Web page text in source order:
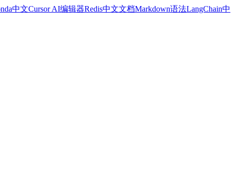
中文Cursor AI编辑器Redis中文文档Markdown语法LangChain中